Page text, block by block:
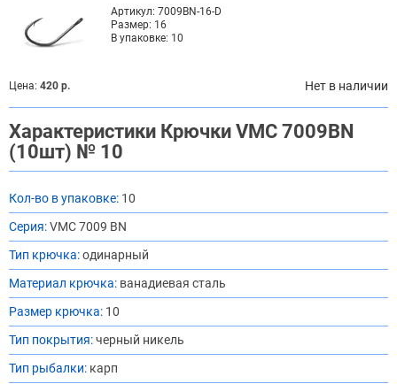
Артикул: 7009BN-16-D
Размер: 16
В упаковке: 10
Цена: 420 р. Нет в наличии
Характеристики Крючки VMC 7009BN
(10шт) № 10
Кол-во в упаковке: 10
Серия:VMC 7009 BN
Тип крючка:одинарный
Материал крючка: ванадиевая сталь
Размер крючка: 10
Тип покрытия:черный никель
Тип рыбалки: карп